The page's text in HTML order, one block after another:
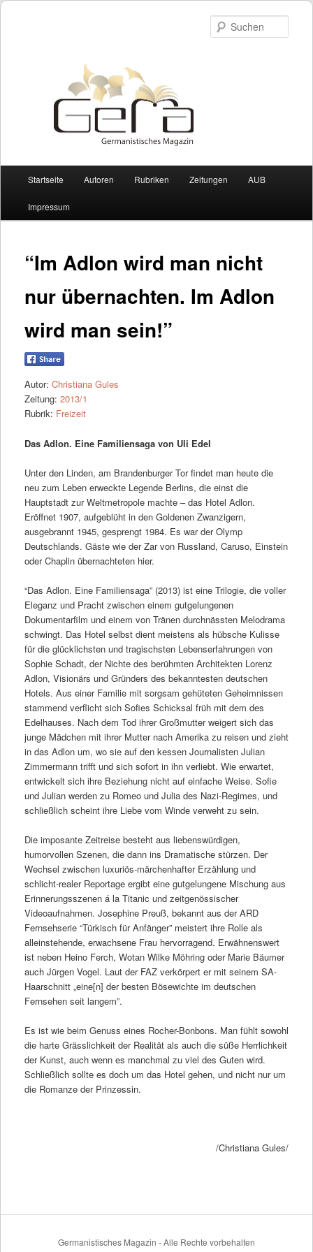
Zum Inhalt wechseln
Zum sekundären Inhalt wechseln
Startseite Autoren Rubriken Zeitungen AUB
Impressum
“Im Adlon wird man nicht
nur übernachten. Im Adlon
wird man sein!”
Autor: Christiana Gules
Zeitung: 2013/1
Rubrik: Freizeit
Das Adlon. Eine Familiensaga von Uli Edel
Unter den Linden, am Brandenburger Tor findet man heute die
neu zum Leben erweckte Legende Berlins, die einst die
Hauptstadt zur Weltmetropole machte – das Hotel Adlon.
Eröffnet 1907, aufgeblüht in den Goldenen Zwanzigern,
ausgebrannt 1945, gesprengt 1984. Es war der Olymp
Deutschlands. Gäste wie der Zar von Russland, Caruso, Einstein
oder Chaplin übernachteten hier.
“Das Adlon. Eine Familiensaga” (2013) ist eine Trilogie, die voller
Eleganz und Pracht zwischen einem gutgelungenen
Dokumentarfilm und einem von Tränen durchnässten Melodrama
schwingt. Das Hotel selbst dient meistens als hübsche Kulisse
für die glücklichsten und tragischsten Lebenserfahrungen von
Sophie Schadt, der Nichte des berühmten Architekten Lorenz
Adlon, Visionärs und Gründers des bekanntesten deutschen
Hotels. Aus einer Familie mit sorgsam gehüteten Geheimnissen
stammend verflicht sich Sofies Schicksal früh mit dem des
Edelhauses. Nach dem Tod ihrer Großmutter weigert sich das
junge Mädchen mit ihrer Mutter nach Amerika zu reisen und zieht
in das Adlon um, wo sie auf den kessen Journalisten Julian
Zimmermann trifft und sich sofort in ihn verliebt. Wie erwartet,
entwickelt sich ihre Beziehung nicht auf einfache Weise. Sofie
und Julian werden zu Romeo und Julia des Nazi-Regimes, und
schließlich scheint ihre Liebe vom Winde verweht zu sein.
Die imposante Zeitreise besteht aus liebenswürdigen,
humorvollen Szenen, die dann ins Dramatische stürzen. Der
Wechsel zwischen luxuriös-märchenhafter Erzählung und
schlicht-realer Reportage ergibt eine gutgelungene Mischung aus
Erinnerungsszenen á la Titanic und zeitgenössischer
Videoaufnahmen. Josephine Preuß, bekannt aus der ARD
Fernsehserie “Türkisch für Anfänger” meistert ihre Rolle als
alleinstehende, erwachsene Frau hervorragend. Erwähnenswert
ist neben Heino Ferch, Wotan Wilke Möhring oder Marie Bäumer
auch Jürgen Vogel. Laut der FAZ verkörpert er mit seinem SA-
Haarschnitt „eine[n] der besten Bösewichte im deutschen
Fernsehen seit langem”.
Es ist wie beim Genuss eines Rocher-Bonbons. Man fühlt sowohl
die harte Grässlichkeit der Realität als auch die süße Herrlichkeit
der Kunst, auch wenn es manchmal zu viel des Guten wird.
Schließlich sollte es doch um das Hotel gehen, und nicht nur um
die Romanze der Prinzessin.
/Christiana Gules/
Germanistisches Magazin - Alle Rechte vorbehalten